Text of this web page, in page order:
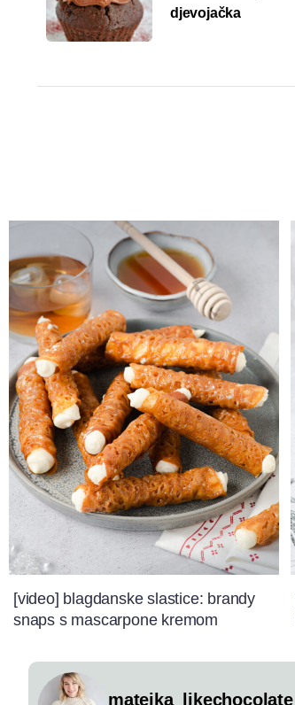
djevojačka
[video] blagdanske slastice: brandy
snaps s mascarpone kremom
matejka_likechocolate